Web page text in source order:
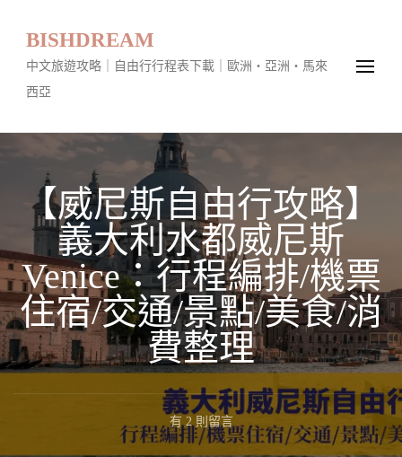
BISHDREAM
中文旅遊攻略｜自由行行程表下載｜歐洲・亞洲・馬來
西亞
【威尼斯自由行攻略】
義大利水都威尼斯
Venice：行程編排/機票
住宿/交通/景點/美食/消
費整理
在
〈【威
有 2 則留言